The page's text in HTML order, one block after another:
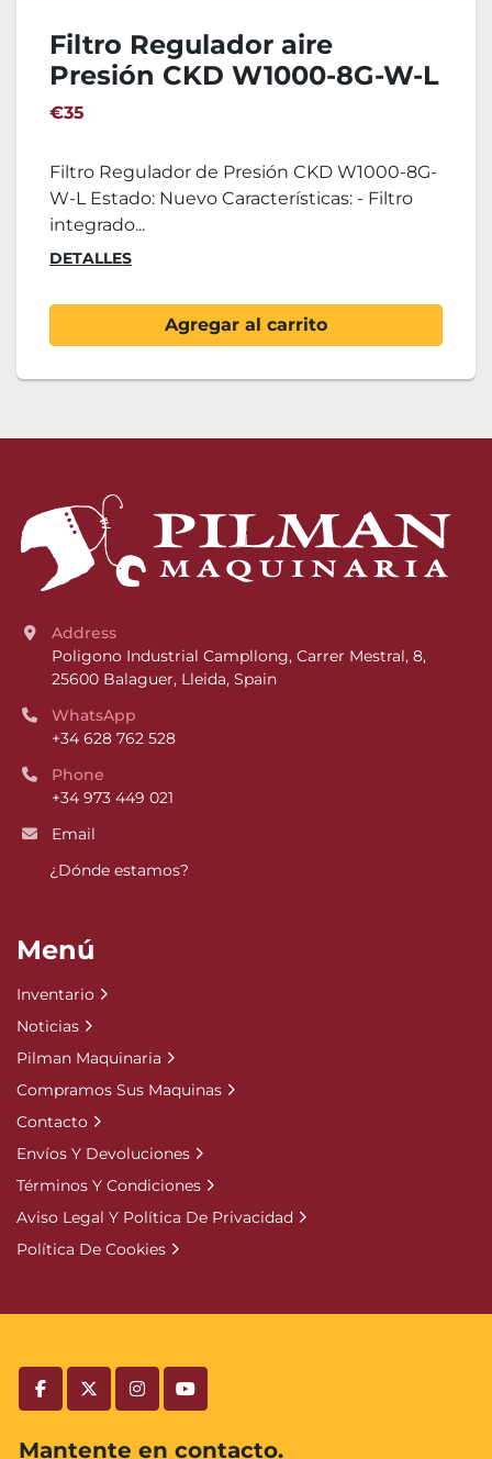
Filtro Regulador aire
Presión CKD W1000-8G-W-L
€35
Filtro Regulador de Presión CKD W1000-8G-
W-L Estado: Nuevo Características: - Filtro
integrado...
DETALLES
Agregar al carrito
facebooktwitterinstagramyoutube
Mantente en contacto.
Address
Poligono Industrial Campllong, Carrer Mestral, 8,
25600 Balaguer, Lleida, Spain
WhatsApp
+34 628 762 528
Phone
+34 973 449 021
Email
¿Dónde estamos?
Menú
Inventario
Noticias
Pilman Maquinaria
Compramos Sus Maquinas
Contacto
Envíos Y Devoluciones
Términos Y Condiciones
Aviso Legal Y Política De Privacidad
Política De Cookies